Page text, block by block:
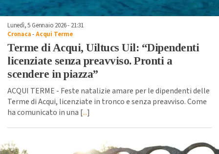
Lunedì, 5 Gennaio 2026 - 21:31
Cronaca-Acqui Terme
Terme di Acqui, Uiltucs Uil: “Dipendenti
licenziate senza preavviso. Pronti a
scendere in piazza”
ACQUI TERME - Feste natalizie amare per le dipendenti delle
Terme di Acqui, licenziate in tronco e senza preavviso. Come
ha comunicato in una [...]